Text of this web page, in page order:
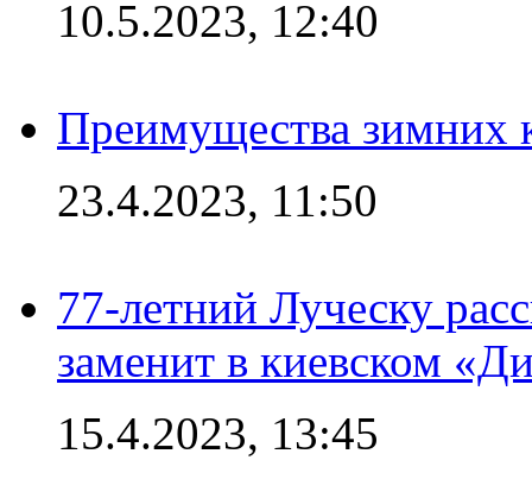
10.5.2023, 12:40
Преимущества зимних
23.4.2023, 11:50
77-летний Луческу
заменит в киевском
15.4.2023, 13:45